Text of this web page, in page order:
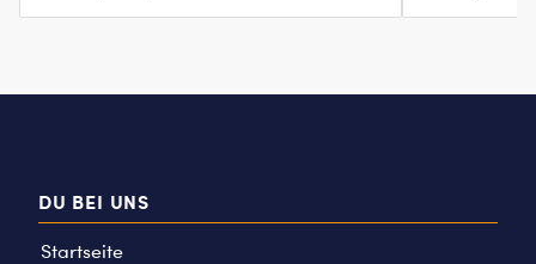
DU BEI UNS
Startseite